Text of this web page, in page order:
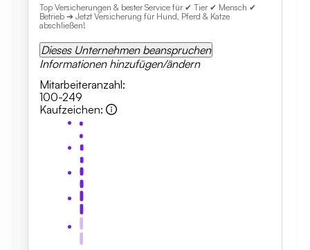
Top Versicherungen & bester Service für ✔ Tier ✔ Mensch ✔
Betrieb ➔ Jetzt Versicherung für Hund, Pferd & Katze
abschließen!
Dieses Unternehmen beanspruchen
Informationen hinzufügen/ändern
Mitarbeiteranzahl:
100-249
Kaufzeichen: